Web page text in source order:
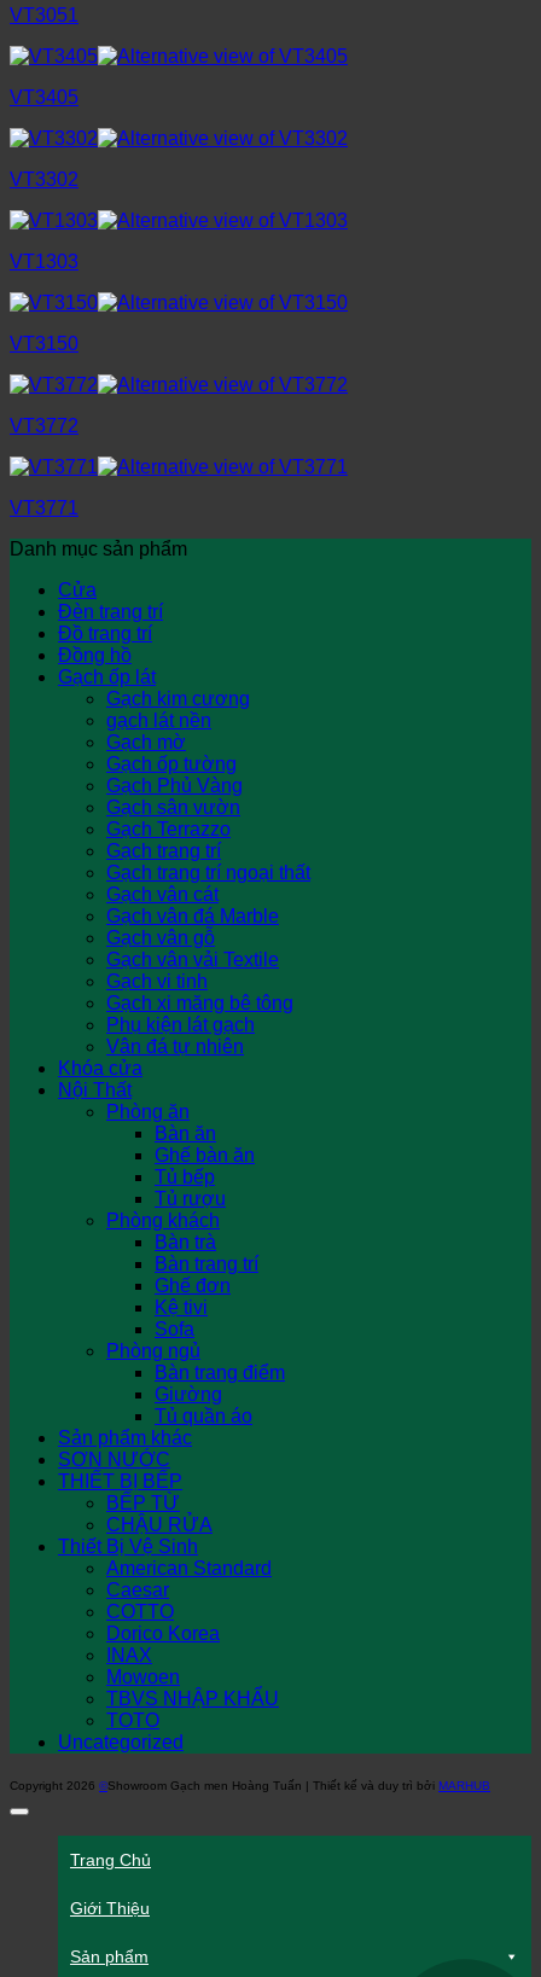
VT3051
VT3405
VT3302
VT1303
VT3150
VT3772
VT3771
Danh mục sản phẩm
Cửa
Đèn trang trí
Đồ trang trí
Đồng hồ
Gạch ốp lát
Gạch kim cương
gạch lát nền
Gạch mờ
Gạch ốp tường
Gạch Phủ Vàng
Gạch sân vườn
Gạch Terrazzo
Gạch trang trí
Gạch trang trí ngoại thất
Gạch vân cát
Gạch vân đá Marble
Gạch vân gỗ
Gạch vân vải Textile
Gạch vi tinh
Gạch xi măng bê tông
Phụ kiện lát gạch
Vân đá tự nhiên
Khóa cửa
Nội Thất
Phòng ăn
Bàn ăn
Ghế bàn ăn
Tủ bếp
Tủ rượu
Phòng khách
Bàn trà
Bàn trang trí
Ghế đơn
Kệ tivi
Sofa
Phòng ngủ
Bàn trang điểm
Giường
Tủ quần áo
Sản phẩm khác
SƠN NƯỚC
THIẾT BỊ BẾP
BẾP TỪ
CHẬU RỬA
Thiết Bị Vệ Sinh
American Standard
Caesar
COTTO
Dorico Korea
INAX
Mowoen
TBVS NHẬP KHẨU
TOTO
Uncategorized
Copyright 2026 ©Showroom Gạch men Hoàng Tuấn | Thiết kế và duy trì bởi MARHUB
Trang Chủ
Giới Thiệu
Sản phẩm